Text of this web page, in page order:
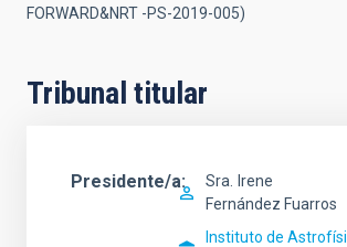
FORWARD&NRT -PS-2019-005)
Tribunal titular
Presidente/a Sra.
Irene
Fernández Fuarros
Instituto de